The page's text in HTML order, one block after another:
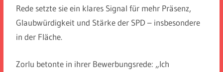
Rede setzte sie ein klares Signal für mehr Präsenz,
Glaubwürdigkeit und Stärke der SPD – insbesondere
in der Fläche.
Zorlu betonte in ihrer Bewerbungsrede: „Ich